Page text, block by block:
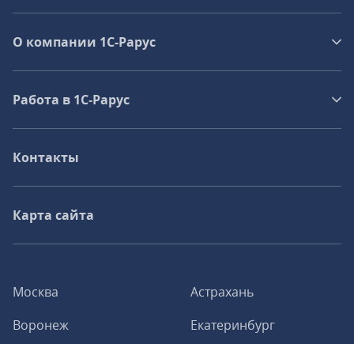
Москва
Астрахань
Воронеж
Екатеринбург
О компании 1C-Рарус
Работа в 1С‑Рарус
Контакты
Карта сайта